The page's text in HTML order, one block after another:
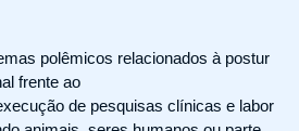
polêmicos relacionados à postur
frente ao
de pesquisas clínicas e labor